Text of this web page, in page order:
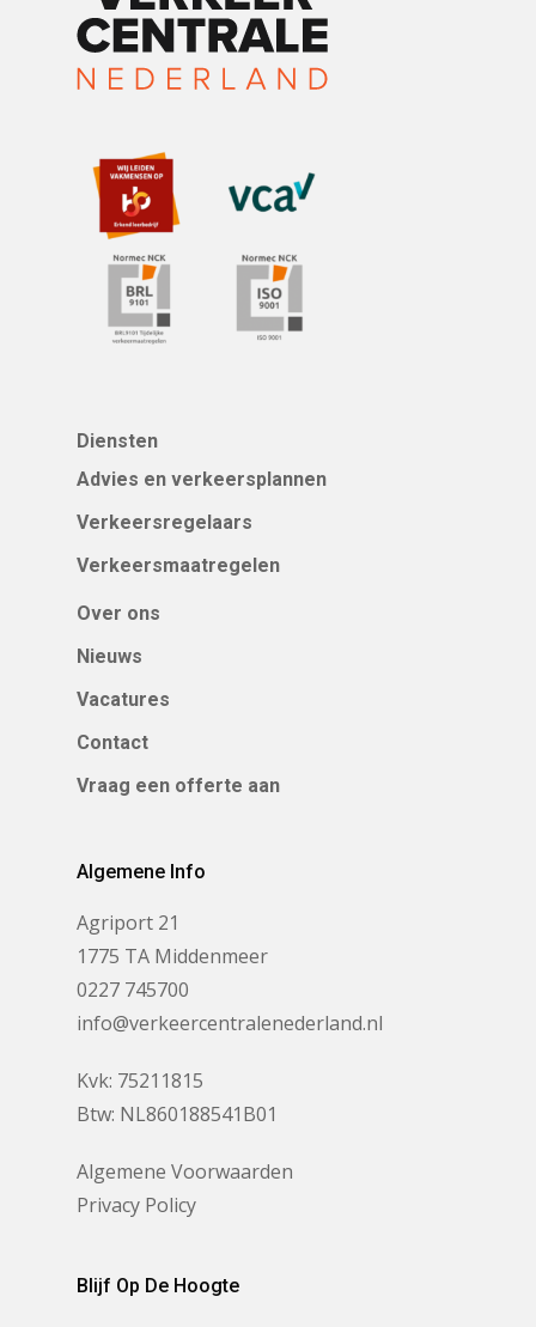
Diensten
Advies en verkeersplannen
Verkeersregelaars
Verkeersmaatregelen
Over ons
Nieuws
Vacatures
Contact
Vraag een offerte aan
Algemene Info
Agriport 21
1775 TA Middenmeer
0227 745700
info@verkeercentralenederland.nl
Kvk: 75211815
Btw: NL860188541B01
Algemene Voorwaarden
Privacy Policy
Blijf Op De Hoogte